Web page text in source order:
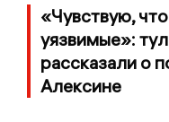
«Чувствую,
уязвимые»:
рассказали о
Алексине